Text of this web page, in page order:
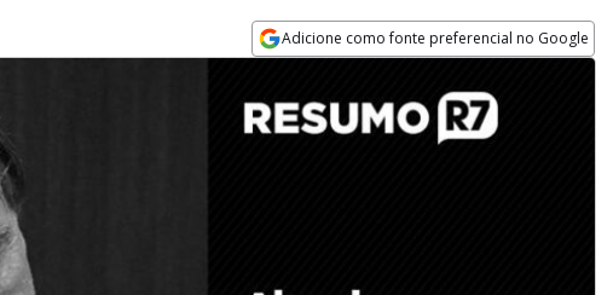
Adicione como fonte preferencial no Google